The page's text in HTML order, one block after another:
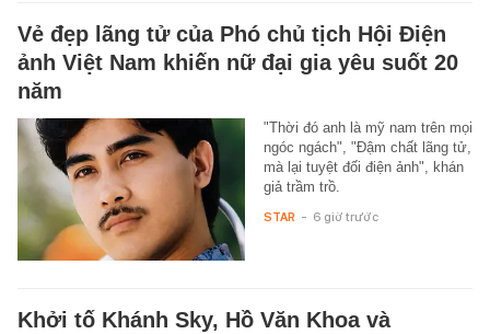
Vẻ đẹp lãng tử của Phó chủ tịch Hội Điện
ảnh Việt Nam khiến nữ đại gia yêu suốt 20
năm
"Thời đó anh là mỹ nam trên mọi
ngóc ngách", "Đậm chất lãng tử,
mà lại tuyệt đối điện ảnh", khán
giả trầm trồ.
STAR - 6 giờ trước
Khởi tố Khánh Sky, Hồ Văn Khoa và